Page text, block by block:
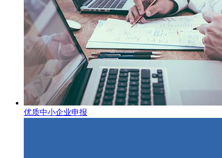
优质中小企业申报